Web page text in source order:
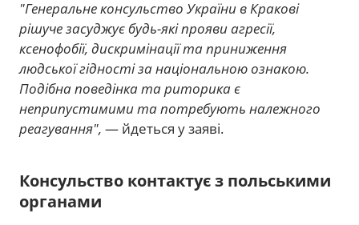
"Генеральне консульство України в Кракові
рішуче засуджує будь-які прояви агресії,
ксенофобії, дискримінації та приниження
людської гідності за національною ознакою.
Подібна поведінка та риторика є
неприпустимими та потребують належного
реагування", — йдеться у заяві.
Консульство контактує з польськими
органами